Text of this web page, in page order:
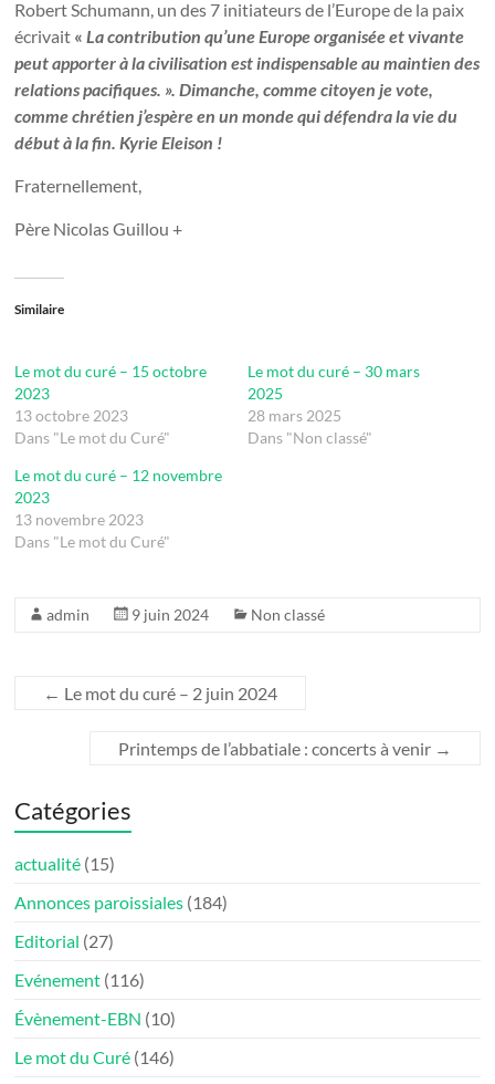
Robert Schumann, un des 7 initiateurs de l’Europe de la paix
écrivait «La contribution qu’une Europe organisée et vivante
peut apporter à la civilisation est indispensable au maintien des
relations pacifiques. ». Dimanche, comme citoyen je vote,
comme chrétien j’espère en un monde qui défendra la vie du
début à la fin. Kyrie Eleison !
Fraternellement,
Père Nicolas Guillou +
Similaire
Le mot du curé – 15 octobre
2023
13 octobre 2023
Dans "Le mot du Curé"
Le mot du curé – 30 mars
2025
28 mars 2025
Dans "Non classé"
Le mot du curé – 12 novembre
2023
13 novembre 2023
Dans "Le mot du Curé"
admin 9 juin 2024 Non classé
← Le mot du curé – 2 juin 2024
Printemps de l’abbatiale : concerts à venir →
Catégories
actualité (15)
Annonces paroissiales (184)
Editorial (27)
Evénement (116)
Évènement-EBN (10)
Le mot du Curé (146)